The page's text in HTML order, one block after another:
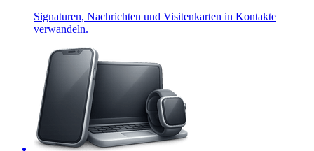
Signaturen, Nachrichten und Visitenkarten in Kontakte
verwandeln.